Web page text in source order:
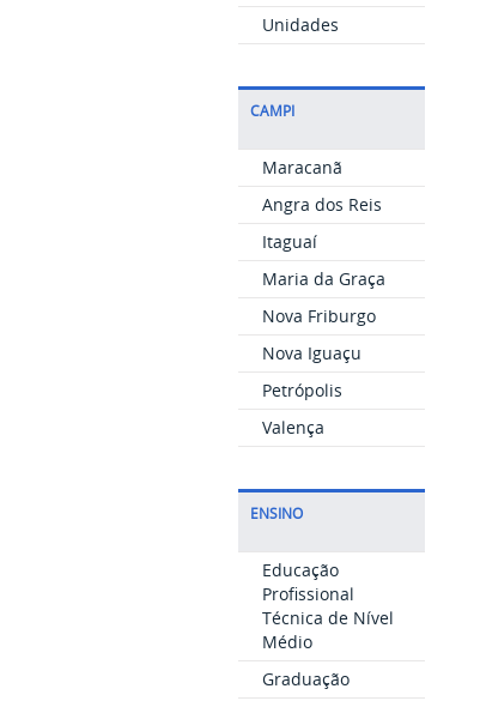
Unidades
CAMPI
Maracanã
Angra dos Reis
Itaguaí
Maria da Graça
Nova Friburgo
Nova Iguaçu
Petrópolis
Valença
ENSINO
Educação
Profissional
Técnica de Nível
Médio
Graduação